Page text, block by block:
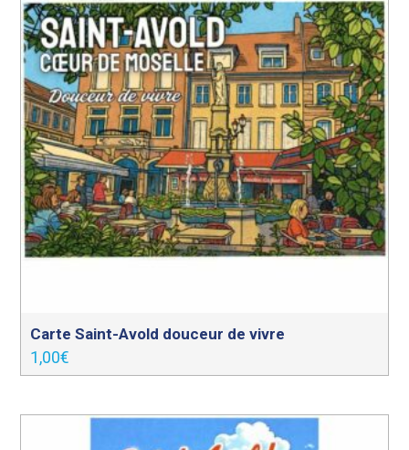
Carte Saint-Avold douceur de vivre
1,00€